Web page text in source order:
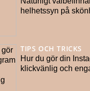
helhetssyn på
TIPS OCH TRICKS
Hur du gör din
klickvänlig och